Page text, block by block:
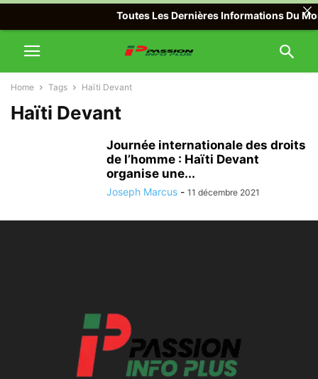
Home Tags Haïti Devant
Haïti Devant
Journée internationale des droits
de l’homme : Haïti Devant
organise une...
Joseph Marcus - 11 décembre 2021
Toutes Les Dernières Informations Du